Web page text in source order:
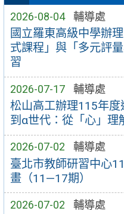
2026-08-04 輔導處
國立羅東高級中學辦
式課程」與「多元評
習
2026-07-17 輔導處
松山高工辦理115年
到α世代：從「心」理
2026-07-02 輔導處
臺北市教師研習中心
畫（11—17期）
2026-07-02 輔導處